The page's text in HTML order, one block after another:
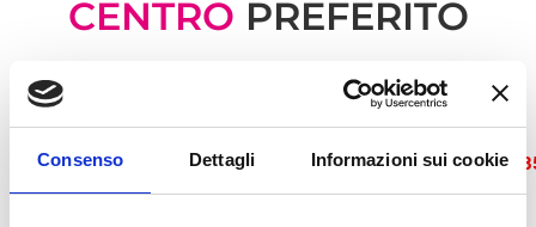
Consenso Dettagli Informazioni sui cookie
CENTRO PREFERITO
Error loading map: Failed to fetch
T5AvW_0QyjLWSCpBqA